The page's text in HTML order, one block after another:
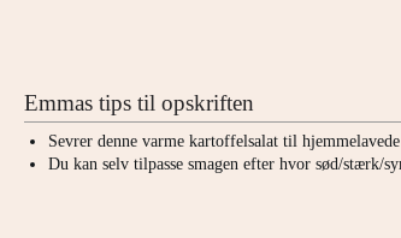
Emmas tips til opskriften
Sevrer denne varme kartoffelsalat til
Du kan selv tilpasse smagen efter hvor sød/stærk/